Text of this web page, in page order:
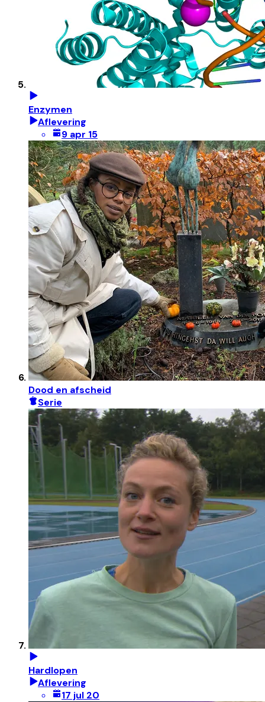
Enzymen
Aflevering
9 apr 15
Dood en afscheid
Serie
Hardlopen
Aflevering
17 jul 20